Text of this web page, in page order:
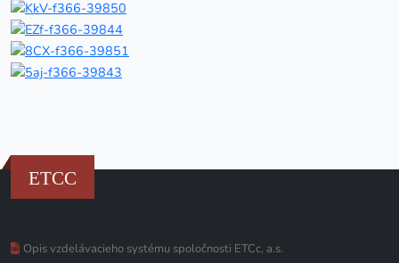
ETCC
Opis vzdelávacieho systému spoločnosti ETCc, a.s.